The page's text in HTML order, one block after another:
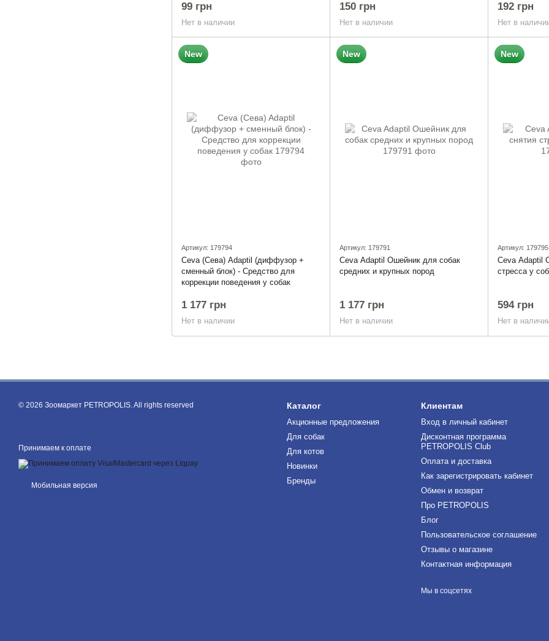
99 грн
Нет в наличии
150 грн
Нет в наличии
192 грн
Нет в
New
Артикул: 179794
Ceva (Сева) Adaptil (диффузор +
сменный блок) - Средство для
коррекции поведения у собак
1 177 грн
Нет в наличии
New
Артикул: 179791
Ceva Adaptil Ошейник для собак
средних и крупных пород
1 177 грн
Нет в наличии
New
Артикул: 179795
Ceva Adaptil
стресса у
594 грн
Нет в
© 2026 Зоомаркет PETROPOLIS. All rights reserved
Принимаем к оплате
Мобильная версия
Каталог
Акционные предложения
Для собак
Для котов
Новинки
Бренды
Клиентам
Вход в личный кабинет
Дисконтная программа
PETROPOLIS Club
Оплата и доставка
Как зарегистрировать кабинет
Обмен и возврат
Про PETROPOLIS
Блог
Пользовательское соглашение
Отзывы о магазине
Контактная информация
Мы в соцсетях